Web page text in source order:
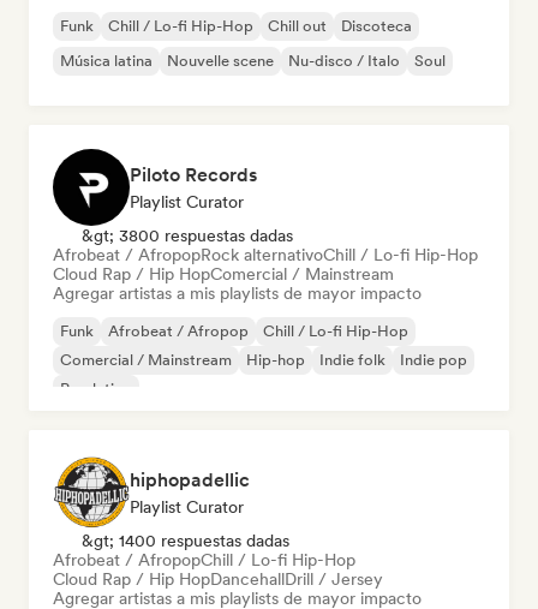
Funk Chill / Lo-fi Hip-Hop Chill out
Discoteca
Música latina
Nouvelle scene Nu-disco / Italo Soul
Piloto Records
Playlist Curator
&gt; 3800 respuestas dadas
Afrobeat / AfropopRock alternativoChill / Lo-fi Hip-Hop
Cloud Rap / Hip HopComercial / Mainstream
Agregar artistas a mis playlists de mayor impacto
Funk Afrobeat / Afropop
Chill / Lo-fi Hip-Hop
Comercial / Mainstream
Hip-hop Indie folk
Indie pop
Pop latino
hiphopadellic
Playlist Curator
&gt; 1400 respuestas dadas
Afrobeat / AfropopChill / Lo-fi Hip-Hop
Cloud Rap / Hip HopDancehallDrill / Jersey
Agregar artistas a mis playlists de mayor impacto